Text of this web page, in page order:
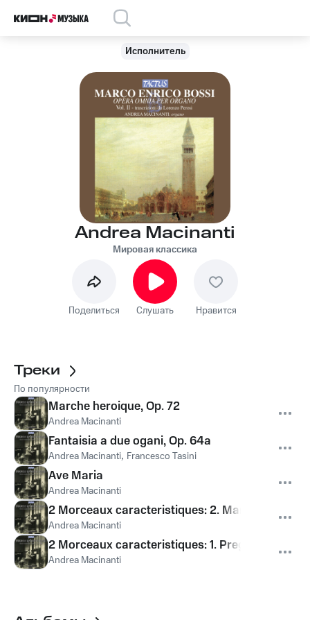
Исполнитель
Andrea Macinanti
Мировая классика
Поделиться Слушать Нравится
Треки
По популярности
Marche heroique, Op. 72
Andrea Macinanti
Fantaisia a due ogani, Op. 64a
Andrea Macinanti, Francesco Tasini
Ave Maria
Andrea Macinanti
2 Morceaux caracteristiques: 2. Marcia dei Bardi
Andrea Macinanti
2 Morceaux caracteristiques: 1. Preghiera,
Andrea Macinanti